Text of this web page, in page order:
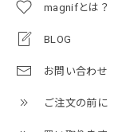
magnifとは？
BLOG
お問い合わせ
ご注文の前に